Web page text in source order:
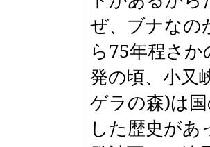
ぜ、ブナなの
ら75年程さか
発の頃、小又
ゲラの森)は
した歴史があ